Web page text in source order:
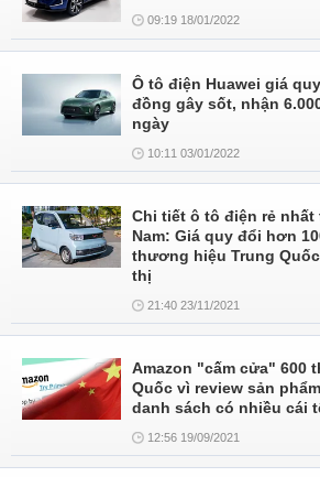
09:19 18/01/2022
Ô tô điện Huawei giá
đồng gây sốt, nhận
ngày
10:11 03/01/2022
Chi tiết ô tô điện rẻ
Nam: Giá quy đổi hơn
thương hiệu Trung
thị
21:40 23/11/2021
Amazon "cấm cửa" 600
Quốc vì review sản
danh sách có nhiều cái
12:56 19/09/2021